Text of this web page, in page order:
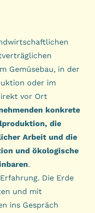
Gemüsebau, in der
oder im
vor Ort
konkrete
die
Arbeit und die
und ökologische
.
Die Erde
und mit
ins Gespräch